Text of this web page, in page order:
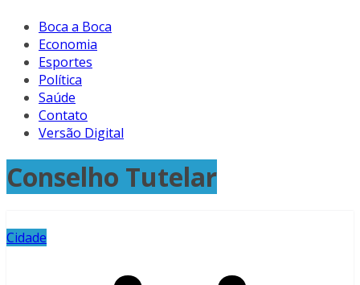
Boca a Boca
Economia
Esportes
Política
Saúde
Contato
Versão Digital
Conselho Tutelar
Cidade